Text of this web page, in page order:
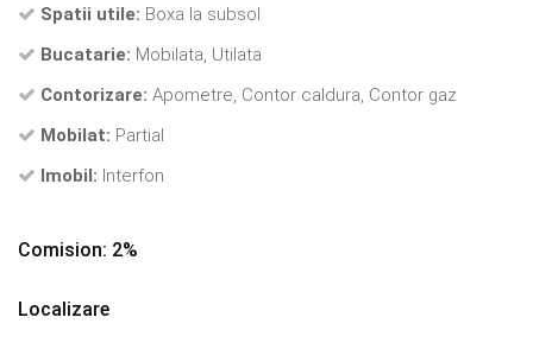
Spatii utile: Boxa la subsol
Bucatarie: Mobilata, Utilata
Contorizare: Apometre, Contor caldura, Contor gaz
Mobilat: Partial
Imobil: Interfon
Comision: 2%
Localizare